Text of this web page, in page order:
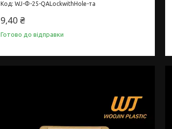
WJ-Ф-25-QALockwithHole-та
9,40 ₴
Готово до відправки